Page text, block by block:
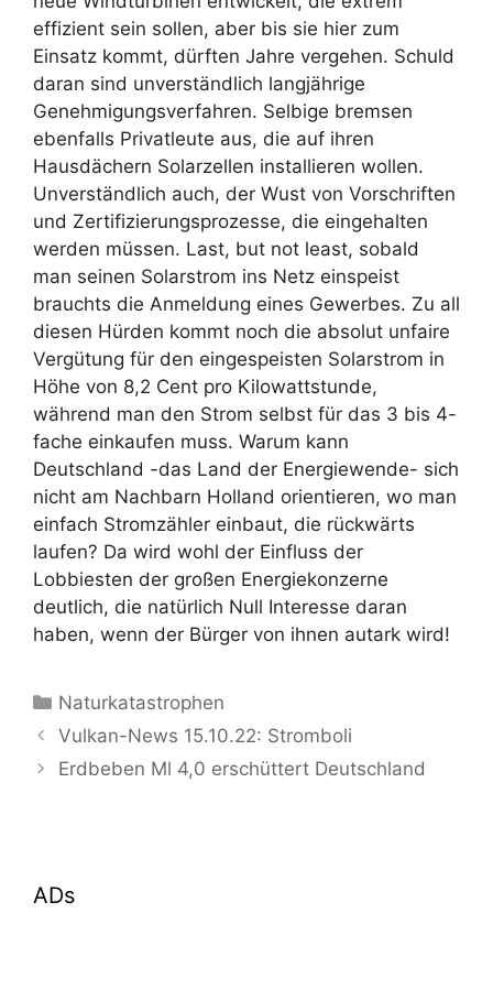
effizient sein sollen, aber bis sie hier zum
Einsatz kommt, dürften Jahre vergehen. Schuld
daran sind unverständlich langjährige
Genehmigungsverfahren. Selbige bremsen
ebenfalls Privatleute aus, die auf ihren
Hausdächern Solarzellen installieren wollen.
Unverständlich auch, der Wust von Vorschriften
und Zertifizierungsprozesse, die eingehalten
werden müssen. Last, but not least, sobald
man seinen Solarstrom ins Netz einspeist
brauchts die Anmeldung eines Gewerbes. Zu all
diesen Hürden kommt noch die absolut unfaire
Vergütung für den eingespeisten Solarstrom in
Höhe von 8,2 Cent pro Kilowattstunde,
während man den Strom selbst für das 3 bis 4-
fache einkaufen muss. Warum kann
Deutschland -das Land der Energiewende- sich
nicht am Nachbarn Holland orientieren, wo man
einfach Stromzähler einbaut, die rückwärts
laufen? Da wird wohl der Einfluss der
Lobbiesten der großen Energiekonzerne
deutlich, die natürlich Null Interesse daran
haben, wenn der Bürger von ihnen autark wird!
Kategorien
Naturkatastrophen
Vulkan-News 15.10.22: Stromboli
Erdbeben Ml 4,0 erschüttert Deutschland
ADs